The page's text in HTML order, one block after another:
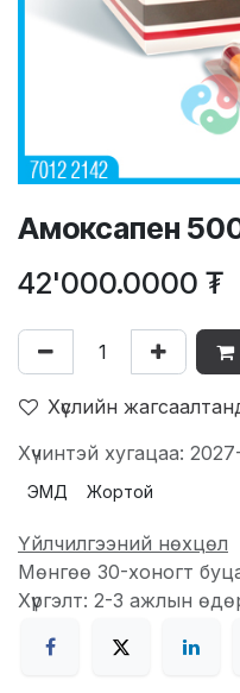
Амоксапен
42'000.0000 ₮
Хүслийн
Хүчинтэй хугацаа:
ЭМД Жортой
Үйлчилгээний нөхцөл
Мөнгөө 30-хоногт
Хүргэлт: 2-3 ажлын